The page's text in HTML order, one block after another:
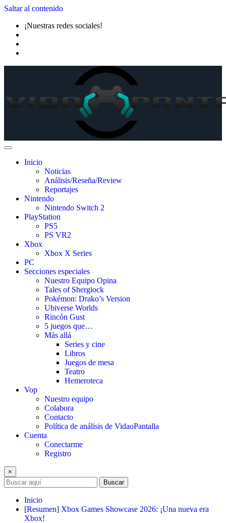
Saltar al contenido
¡Nuestras redes sociales!
Inicio
Noticias
Análisis/Reseña/Review
Reportajes
Nintendo
Nintendo Switch 2
PlayStation
PS5
PS VR2
Xbox
Xbox X Series
PC
Secciones especiales
Nuestro Equipo Opina
Tales of Shergiock
Pokémon: Drako’s Version
Ubiverse Worlds
Rincón Gust
5 juegos que…
Más allá
Series y cine
Libros
Juegos de mesa
Teatro
Hemeroteca
Vop
Nuestro equipo
Colabora
Contacto
Política de análisis de VidaoPantalla
Cuenta
Conectarme
Registro
×
Buscar
Inicio
[Resumen] Xbox Games Showcase 2026: ¡Una nueva era
Xbox!